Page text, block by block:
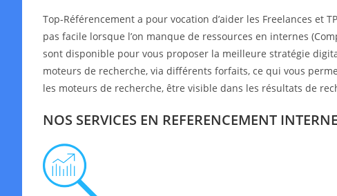
Top-Référencement a pour vocation d’aider les Freelances et
pas facile lorsque l’on manque de ressources en internes
sont disponible pour vous proposer la meilleure stratégie
moteurs de recherche, via différents forfaits, ce qui vous
les moteurs de recherche, être visible dans les résultats de
NOS SERVICES EN REFERENCEMENT